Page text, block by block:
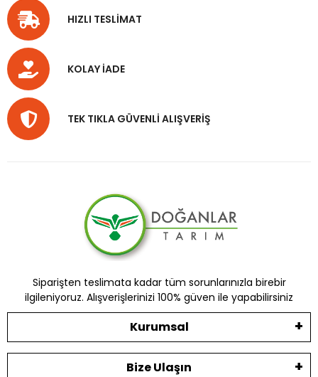
HIZLI TESLİMAT
KOLAY İADE
TEK TIKLA GÜVENLİ ALIŞVERİŞ
Siparişten teslimata kadar tüm sorunlarınızla birebir
ilgileniyoruz. Alışverişlerinizi 100% güven ile yapabilirsiniz
Kurumsal
Bize Ulaşın